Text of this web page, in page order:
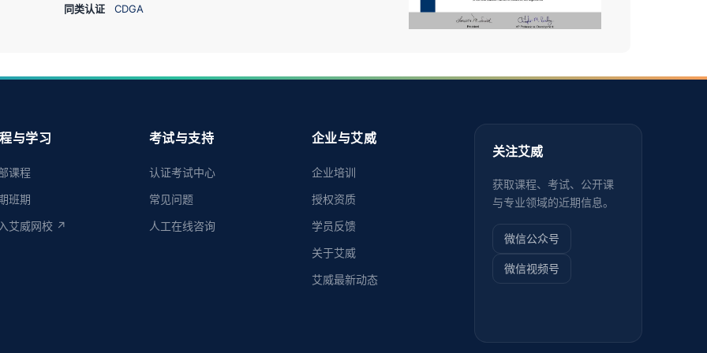
同类认证 CDGA
与学习
课程
班期
艾威网校 ↗
考试与支持
认证考试中心
常见问题
人工在线咨询
企业与艾威
企业培训
授权资质
学员反馈
关于艾威
艾威最新动态
关注艾威
获取课程、考试、公开课
与专业领域的近期信息。
微信公众号
微信视频号